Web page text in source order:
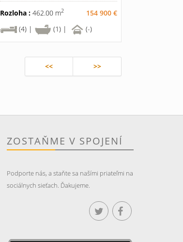
Rozloha : 462.00 m2
154 900 €
(4) |
(1) | (-)
<< >>
ZOSTAŇME V SPOJENÍ
Podporte nás, a staňte sa našími priateľmi na
sociálnych sieťach. Ďakujeme.